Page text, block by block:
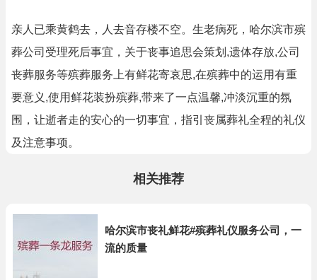
亲人已乘黄鹤去，人去音存楼不空。生老病死，哈尔滨市殡
葬公司受理死后事宜，关于丧事追思会策划,遗体存放,公司
丧葬服务等殡葬服务上有鲜花寄哀思,在殡葬中的运用有重
要意义,使用鲜花装扮殡葬,带来了一点温馨,冲淡沉重的氛
围，让逝者走的安心的一切事宜，指引丧属葬礼全程的礼仪
及注意事项。
相关推荐
哈尔滨市丧礼鲜花#殡葬礼仪服务公司，一
流的质量